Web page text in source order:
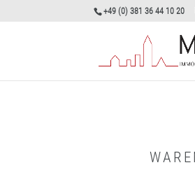
+49 (0) 381 36 44 10 20